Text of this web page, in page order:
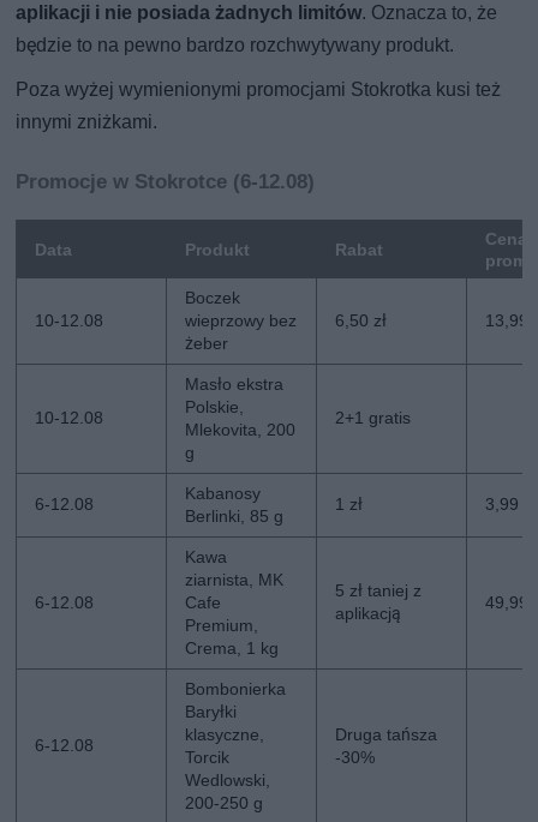
aplikacji i nie posiada żadnych limitów. Oznacza to, że
będzie to na pewno bardzo rozchwytywany produkt.
Poza wyżej wymienionymi promocjami Stokrotka kusi też
innymi zniżkami.
Promocje w Stokrotce (6-12.08)
Data Produkt Rabat
Cena
10-12.08
Boczek
wieprzowy bez
żeber
6,50 zł 13,99
10-12.08
Masło ekstra
Polskie,
Mlekovita, 200
g
2+1 gratis
6-12.08
Kabanosy
Berlinki, 85 g
1 zł 3,99
6-12.08
Kawa
ziarnista, MK
Cafe
Premium,
Crema, 1 kg
5 zł taniej z
aplikacją
49,99
6-12.08
Bombonierka
Baryłki
klasyczne,
Torcik
Wedlowski,
200-250 g
Druga tańsza
-30%